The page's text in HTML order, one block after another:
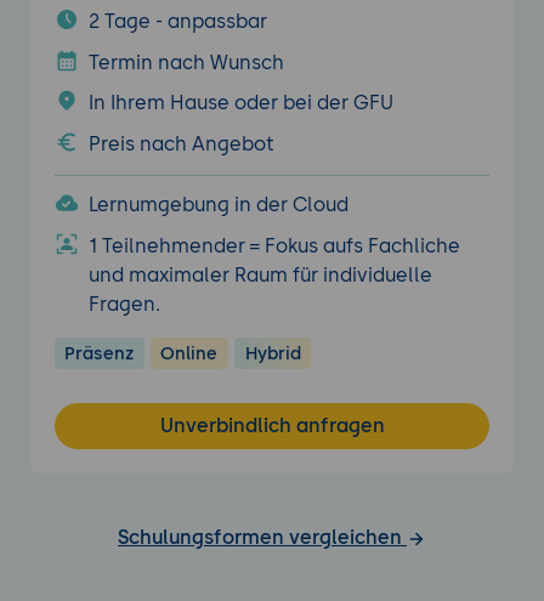
2 Tage - anpassbar
Termin nach Wunsch
In Ihrem Hause oder bei der GFU
Preis nach Angebot
Lernumgebung in der Cloud
1 Teilnehmender = Fokus aufs Fachliche
und maximaler Raum für individuelle
Fragen.
Präsenz Online Hybrid
Unverbindlich anfragen
Schulungsformen vergleichen